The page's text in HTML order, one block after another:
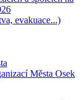
evakuace...)
Města Osek